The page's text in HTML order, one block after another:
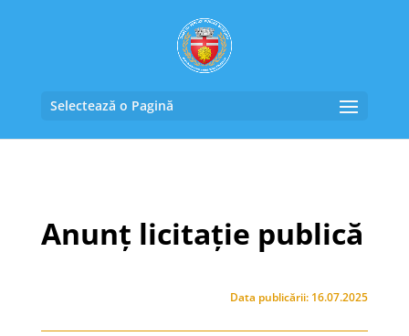
Selectează o Pagină
Anunț licitație publică
Data publicării: 16.07.2025